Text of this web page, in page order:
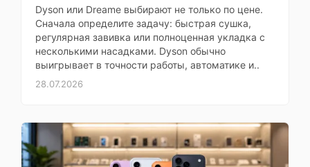
Процессор
Платформа
Samsung Exynos
Процессор
процессора
3 100 МГц
Количество ядер 10 (1+2+3+4)
Страница
1 из 3
Оставить
отзыв
Dyson или Dreame выбирают не только по цене.
Сначала определите задачу: быстрая сушка,
регулярная завивка или полноценная укладка с
несколькими насадками. Dyson обычно
выигрывает в точности работы, автоматике и..
28.07.2026